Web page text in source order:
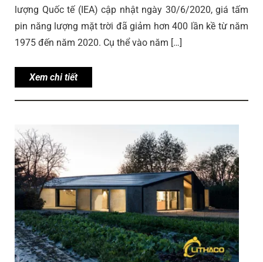
lượng Quốc tế (IEA) cập nhật ngày 30/6/2020, giá tấm
pin năng lượng mặt trời đã giảm hơn 400 lần kề từ năm
1975 đến năm 2020. Cụ thể vào năm […]
Xem chi tiết